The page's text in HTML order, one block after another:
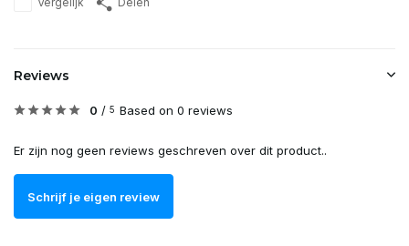
Reviews
0 / 5 Based on 0 reviews
Er zijn nog geen reviews geschreven over dit product..
Schrijf je eigen review